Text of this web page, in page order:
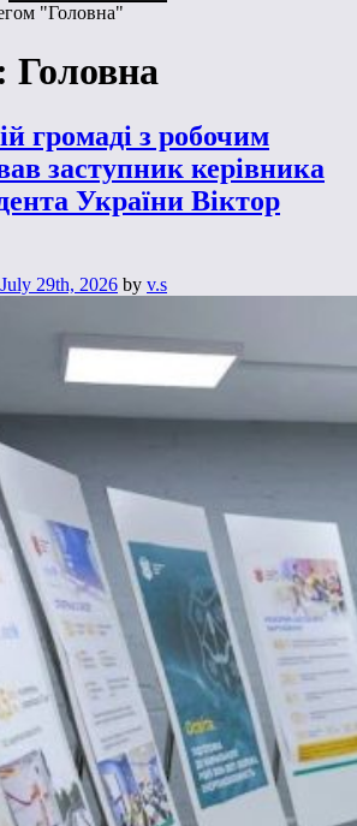
"Головна"
Головна
громаді з робочим
заступник керівника
України Віктор
29th, 2026 by v.s